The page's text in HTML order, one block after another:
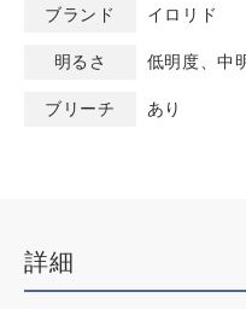
ブランド イロリド
明るさ 低明度、中
ブリーチ あり
詳細